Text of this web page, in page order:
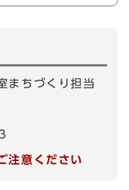
まちづくり担当
注意ください